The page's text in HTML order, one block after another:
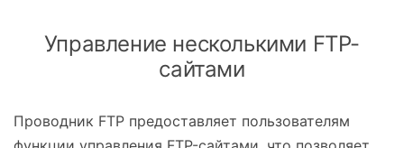
Управление несколькими FTP-
сайтами
Проводник FTP предоставляет пользователям